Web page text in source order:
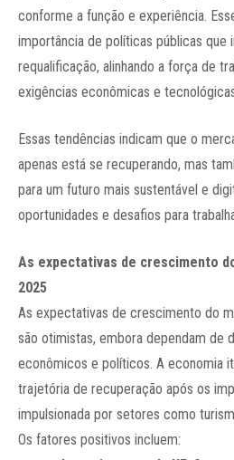
conforme a função e experiência.
importância de políticas públicas que
requalificação, alinhando a força de
exigências econômicas e
Essas tendências indicam que o
apenas está se recuperando, mas
para um futuro mais sustentável e
oportunidades e desafios para
As expectativas de crescimento
2025
As expectativas de crescimento do
são otimistas, embora dependam de
econômicos e políticos. A economia
trajetória de recuperação após os
impulsionada por setores como
Os fatores positivos incluem: